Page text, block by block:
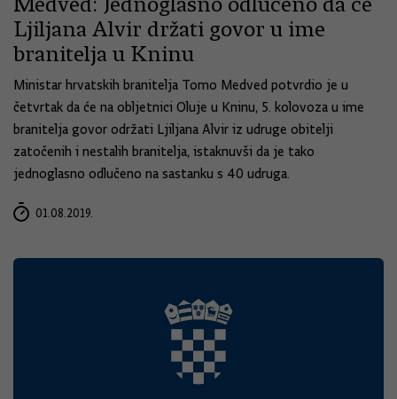
Ljiljana Alvir držati govor u ime
branitelja u Kninu
Ministar hrvatskih branitelja Tomo Medved potvrdio je u
četvrtak da će na obljetnici Oluje u Kninu, 5. kolovoza u ime
branitelja govor održati Ljiljana Alvir iz udruge obitelji
zatočenih i nestalih branitelja, istaknuvši da je tako
jednoglasno odlučeno na sastanku s 40 udruga.
01.08.2019.